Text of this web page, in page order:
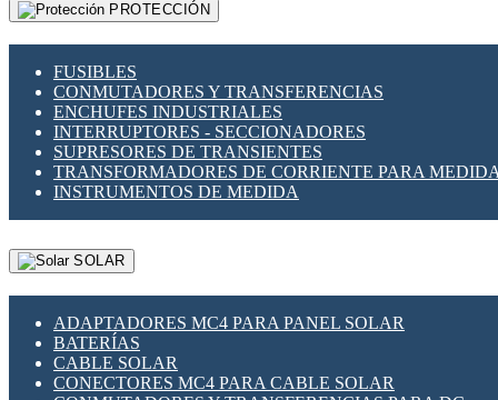
PROTECCIÓN
FUSIBLES
CONMUTADORES Y TRANSFERENCIAS
ENCHUFES INDUSTRIALES
INTERRUPTORES - SECCIONADORES
SUPRESORES DE TRANSIENTES
TRANSFORMADORES DE CORRIENTE PARA
INSTRUMENTOS DE MEDIDA
SOLAR
ADAPTADORES MC4 PARA PANEL SOLAR
BATERÍAS
CABLE SOLAR
CONECTORES MC4 PARA CABLE SOLAR